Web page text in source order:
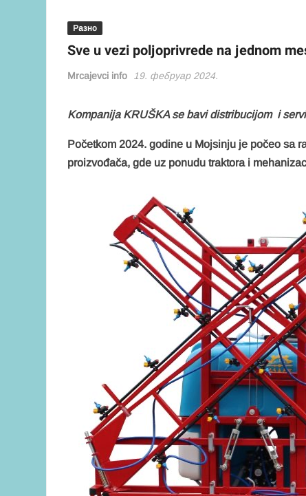
Разно
Sve u vezi poljoprivrede na jednom
Mrcajevci info 19. фебруар 2024.
Kompanija KRUŠKA se bavi distribucijom i
Početkom 2024. godine u Mojsinju јe počeo sa
proizvođača, gde uz ponudu traktora i